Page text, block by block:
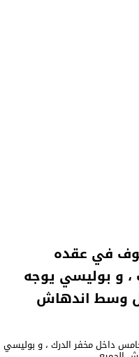
في عقده
، و بوليسي يوجه
وسط اندهاش